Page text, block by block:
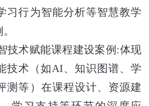
习行为智能分析等智慧教学
技术赋能课程建设案例 :体现
技术（如AI、知识图谱、学
测等）在课程设计、资源建